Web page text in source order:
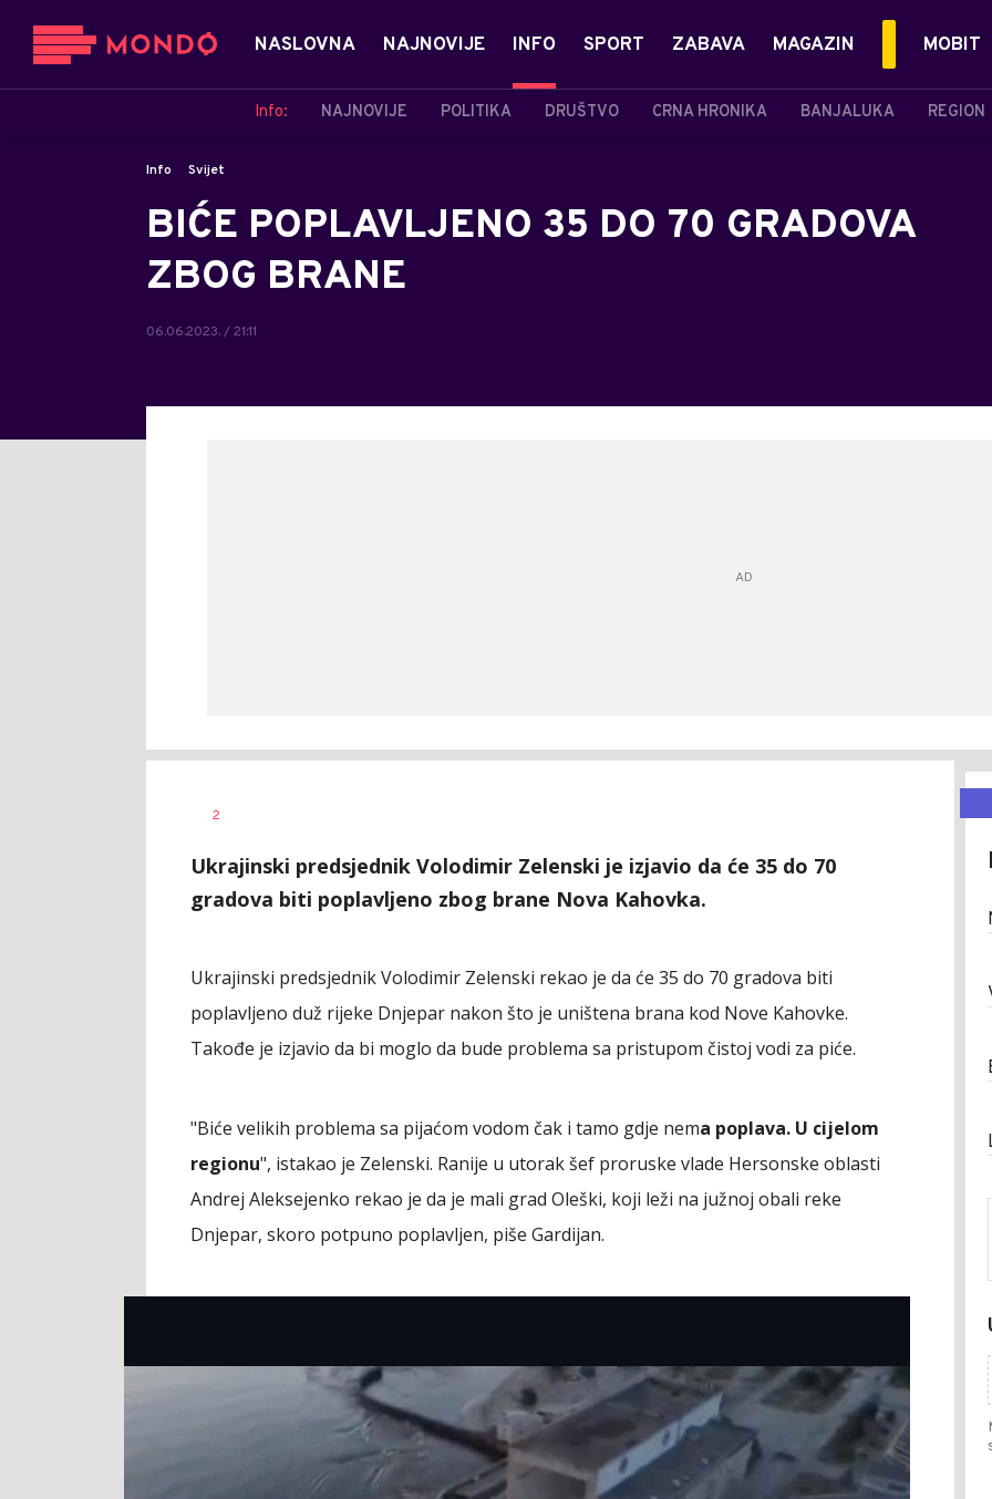
NASLOVNA NAJNOVIJE INFO
Info: NAJNOVIJE POLITIKA DRUŠTVO CRNA HRONIKA BANJALUKA REGION
SPORT ZABAVA MAGAZIN MOBIT
Info Svijet
BIĆE POPLAVLJENO 35 DO 70 GRADOVA
ZBOG BRANE
06.06.2023. / 21:11
AUTOR
2
Ukrajinski predsjednik Volodimir Zelenski je izjavio da će 35 do 70
gradova biti poplavljeno zbog brane Nova Kahovka.
Ukrajinski predsjednik Volodimir Zelenski rekao je da će 35 do 70 gradova biti
poplavljeno duž rijeke Dnjepar nakon što je uništena brana kod Nove Kahovke.
Takođe je izjavio da bi moglo da bude problema sa pristupom čistoj vodi za piće.
"Biće velikih problema sa pijaćom vodom čak i tamo gdje nema poplava. U cijelom
regionu", istakao je Zelenski. Ranije u utorak šef proruske vlade Hersonske oblasti
Andrej Aleksejenko rekao je da je mali grad Oleški, koji leži na južnoj obali reke
Dnjepar, skoro potpuno poplavljen, piše Gardijan.